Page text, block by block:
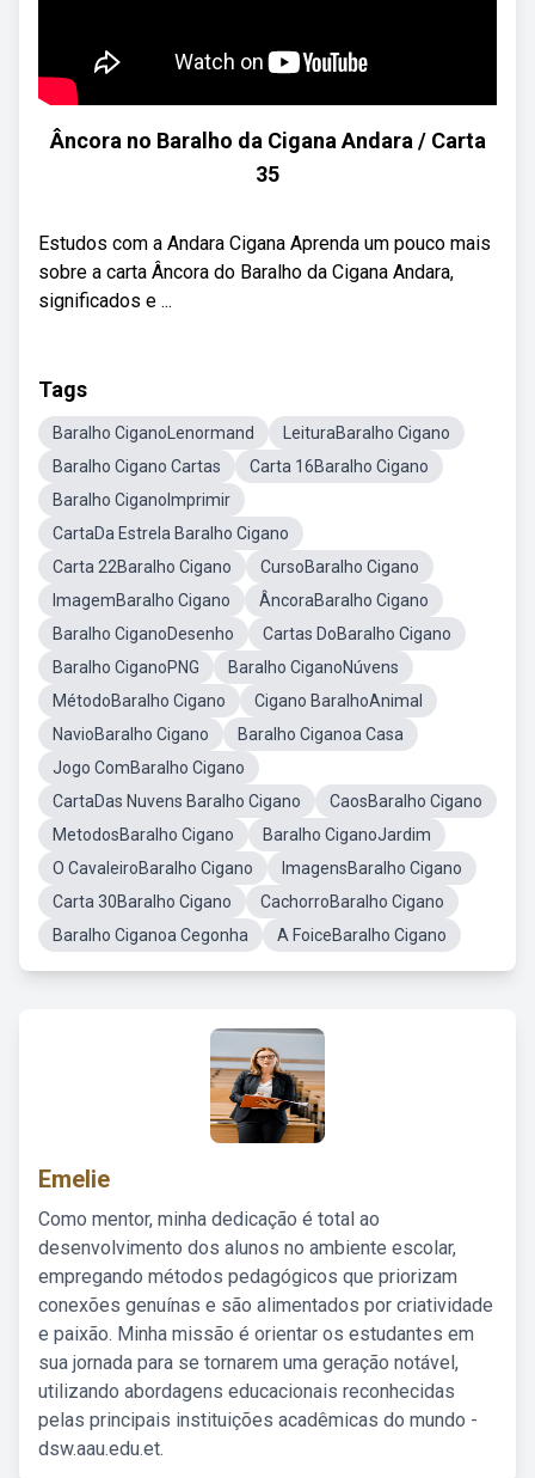
Âncora no Baralho da Cigana Andara / Carta
35
Estudos com a Andara Cigana Aprenda um pouco mais
sobre a carta Âncora do Baralho da Cigana Andara,
significados e ...
Tags
Baralho CiganoLenormand
LeituraBaralho Cigano
Baralho Cigano Cartas
Carta 16Baralho Cigano
Baralho CiganoImprimir
CartaDa Estrela Baralho Cigano
Carta 22Baralho Cigano
CursoBaralho Cigano
ImagemBaralho Cigano
ÂncoraBaralho Cigano
Baralho CiganoDesenho
Cartas DoBaralho Cigano
Baralho CiganoPNG
Baralho CiganoNúvens
MétodoBaralho Cigano
Cigano BaralhoAnimal
NavioBaralho Cigano
Baralho Ciganoa Casa
Jogo ComBaralho Cigano
CartaDas Nuvens Baralho Cigano
CaosBaralho Cigano
MetodosBaralho Cigano
Baralho CiganoJardim
O CavaleiroBaralho Cigano
ImagensBaralho Cigano
Carta 30Baralho Cigano
CachorroBaralho Cigano
Baralho Ciganoa Cegonha
A FoiceBaralho Cigano
Emelie
Como mentor, minha dedicação é total ao
desenvolvimento dos alunos no ambiente escolar,
empregando métodos pedagógicos que priorizam
conexões genuínas e são alimentados por criatividade
e paixão. Minha missão é orientar os estudantes em
sua jornada para se tornarem uma geração notável,
utilizando abordagens educacionais reconhecidas
pelas principais instituições acadêmicas do mundo -
dsw.aau.edu.et.